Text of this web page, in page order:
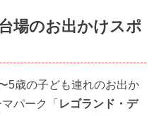
場のお出かけスポ
5歳の子ども連れのお出か
パーク「 レゴランド・デ